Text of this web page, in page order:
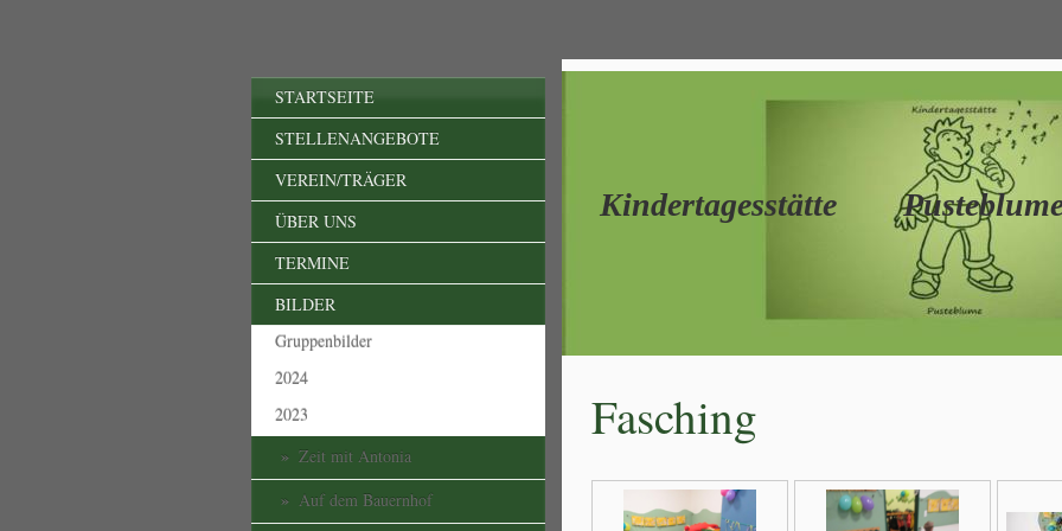
Kindertagesstätte
Fasching
STARTSEITE
STELLENANGEBOTE
VEREIN/TRÄGER
ÜBER UNS
TERMINE
BILDER
Gruppenbilder
2024
2023
Zeit mit Antonia
Auf dem Bauernhof